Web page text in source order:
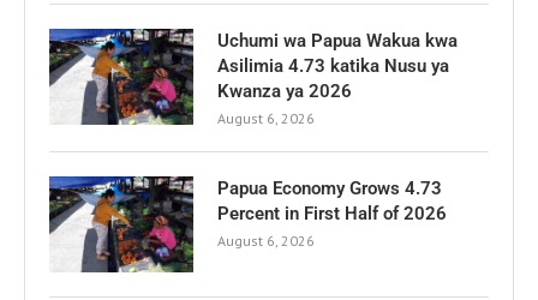
Uchumi wa Papua Wakua kwa
Asilimia 4.73 katika Nusu ya
Kwanza ya 2026
August 6, 2026
Papua Economy Grows 4.73
Percent in First Half of 2026
August 6, 2026